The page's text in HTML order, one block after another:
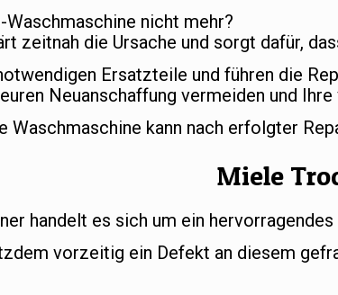
nicht mehr?
zeitnah die Ursache und sorgt dafür,
Ersatzteile und führen die
Neuanschaffung vermeiden und
Waschmaschine kann nach erfolgter
Miele
handelt es sich um ein
vorzeitig ein Defekt an diesem